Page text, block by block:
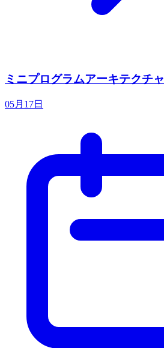
ミニプログラムアーキテクチャ
05月17日